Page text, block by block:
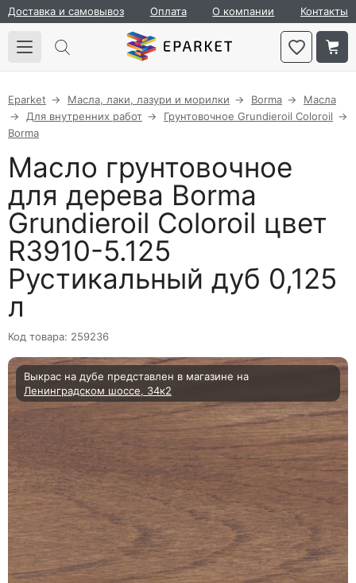
Доставка и самовывоз Оплата О компании Контакты
Eparket Масла, лаки, лазури и морилки Borma
Масла
Для внутренних работ
Грунтовочное Grundieroil Coloroil
Borma
Масло грунтовочное
для дерева Borma
Grundieroil Coloroil цвет
R3910-5.125
Рустикальный дуб 0,125
л
Код товара: 259236
Выкрас на дубе представлен в магазине на
Ленинградском шоссе, 34к2